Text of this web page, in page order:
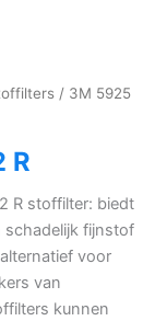
/ 3M 5925
R
R stoffilter: biedt
schadelijk fijnstof
voor
van
kunnen